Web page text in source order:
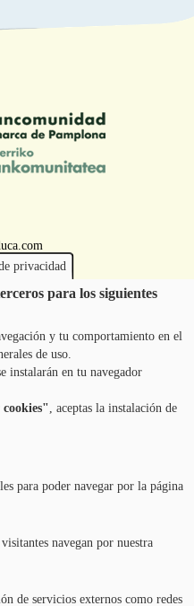
Programa
GUREKIN
privacidad
para los siguientes
y tu comportamiento en el
de uso.
instalarán en tu navegador
, aceptas la instalación de
para poder navegar por la página
navegan por nuestra
de servicios externos como redes